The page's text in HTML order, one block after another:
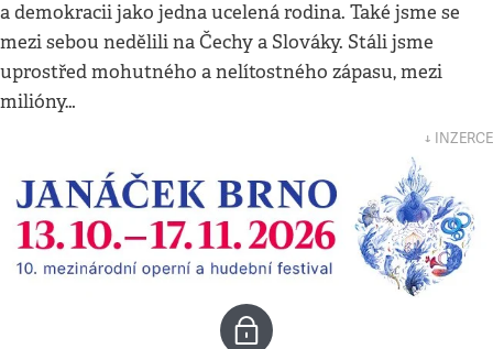
a demokracii jako jedna ucelená rodina. Také jsme se
mezi sebou nedělili na Čechy a Slováky. Stáli jsme
uprostřed mohutného a nelítostného zápasu, mezi
milióny…
↓ INZERCE